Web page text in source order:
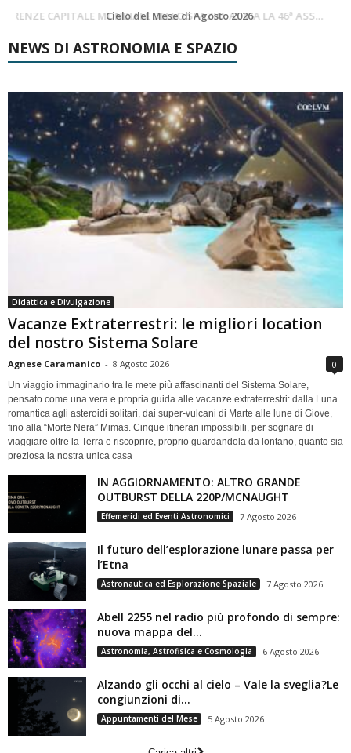
Cielo del Mese di Agosto 2026
SUPERNOVAE aggiornamenti del mese – Agosto 2026
NEWS DI ASTRONOMIA E SPAZIO
Didattica e Divulgazione
Vacanze Extraterrestri: le migliori location
del nostro Sistema Solare
Agnese Caramanico - 8 Agosto 2026 0
Un viaggio immaginario tra le mete più affascinanti del Sistema Solare,
pensato come una vera e propria guida alle vacanze extraterrestri: dalla Luna
romantica agli asteroidi solitari, dai super-vulcani di Marte alle lune di Giove,
fino alla “Morte Nera” Mimas. Cinque itinerari impossibili, per sognare di
viaggiare oltre la Terra e riscoprire, proprio guardandola da lontano, quanto sia
preziosa la nostra unica casa
IN AGGIORNAMENTO: ALTRO GRANDE
OUTBURST DELLA 220P/MCNAUGHT
Effemeridi ed Eventi Astronomici 7 Agosto 2026
Il futuro dell’esplorazione lunare passa per
l’Etna
Astronautica ed Esplorazione Spaziale 7 Agosto 2026
Abell 2255 nel radio più profondo di sempre:
nuova mappa del...
Astronomia, Astrofisica e Cosmologia 6 Agosto 2026
Alzando gli occhi al cielo – Vale la sveglia?Le
congiunzioni di...
Appuntamenti del Mese 5 Agosto 2026